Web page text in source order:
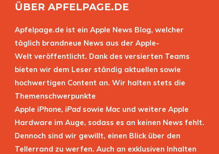
ÜBER APFELPAGE.DE
Apfelpage.de ist ein Apple News Blog, welcher
täglich brandneue News aus der Apple-
Welt veröffentlicht. Dank des versierten Teams
bieten wir dem Leser ständig aktuellen sowie
hochwertigen Content an. Wir halten stets die
Themenschwerpunkte
Apple iPhone, iPad sowie Mac und weitere Apple
Hardware im Auge, sodass es an keinen News fehlt.
Dennoch sind wir gewillt, einen Blick über den
Tellerrand zu werfen. Auch an exklusiven Inhalten